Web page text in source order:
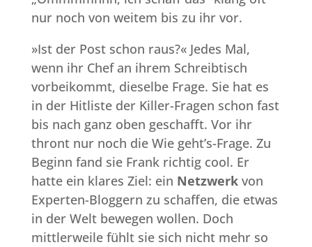
nur noch von weitem bis zu ihr vor.
»Ist der Post schon raus?« Jedes Mal,
wenn ihr Chef an ihrem Schreibtisch
vorbeikommt, dieselbe Frage. Sie hat es
in der Hitliste der Killer-Fragen schon fast
bis nach ganz oben geschafft. Vor ihr
thront nur noch die Wie geht’s-Frage. Zu
Beginn fand sie Frank richtig cool. Er
hatte ein klares Ziel: ein Netzwerkvon
Experten-Bloggern zu schaffen, die etwas
in der Welt bewegen wollen. Doch
mittlerweile fühlt sie sich nicht mehr so